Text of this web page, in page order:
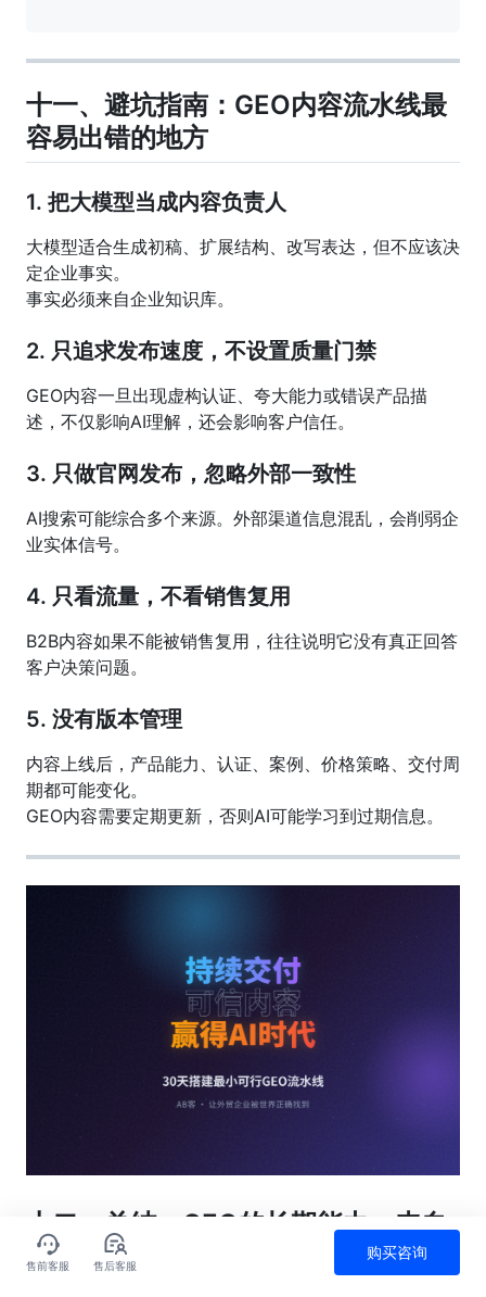
十一、避坑指南：GEO内容流水线最
容易出错的地方
1. 把大模型当成内容负责人
大模型适合生成初稿、扩展结构、改写表达，但不应该决
定企业事实。
事实必须来自企业知识库。
2. 只追求发布速度，不设置质量门禁
GEO内容一旦出现虚构认证、夸大能力或错误产品描
述，不仅影响AI理解，还会影响客户信任。
3. 只做官网发布，忽略外部一致性
AI搜索可能综合多个来源。外部渠道信息混乱，会削弱企
业实体信号。
4. 只看流量，不看销售复用
B2B内容如果不能被销售复用，往往说明它没有真正回答
客户决策问题。
5. 没有版本管理
内容上线后，产品能力、认证、案例、价格策略、交付周
期都可能变化。
GEO内容需要定期更新，否则AI可能学习到过期信息。
十二、总结：GEO的长期能力，来自
稳定的内容交付系统
评论
售前客服 售后客服
购买咨询